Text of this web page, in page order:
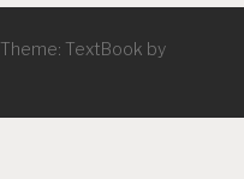
Theme: TextBook by